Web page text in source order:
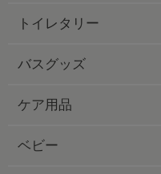
トイレタリー
バスグッズ
ケア用品
ベビー